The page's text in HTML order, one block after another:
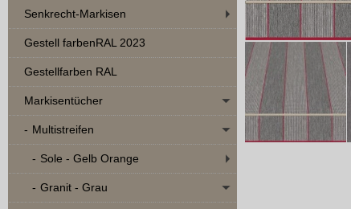
Senkrecht-Markisen
Gestell farbenRAL 2023
Gestellfarben RAL
Markisentücher
Multistreifen
Sole - Gelb Orange
Granit - Grau